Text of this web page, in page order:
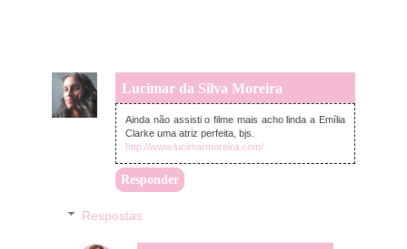
Lucimar da Silva Moreira
domingo, março 14, 2021
Ainda não assisti o filme mais acho linda a Emília
Clarke uma atriz perfeita, bjs.
http://www.lucimarmoreira.com/
Responder
Respostas